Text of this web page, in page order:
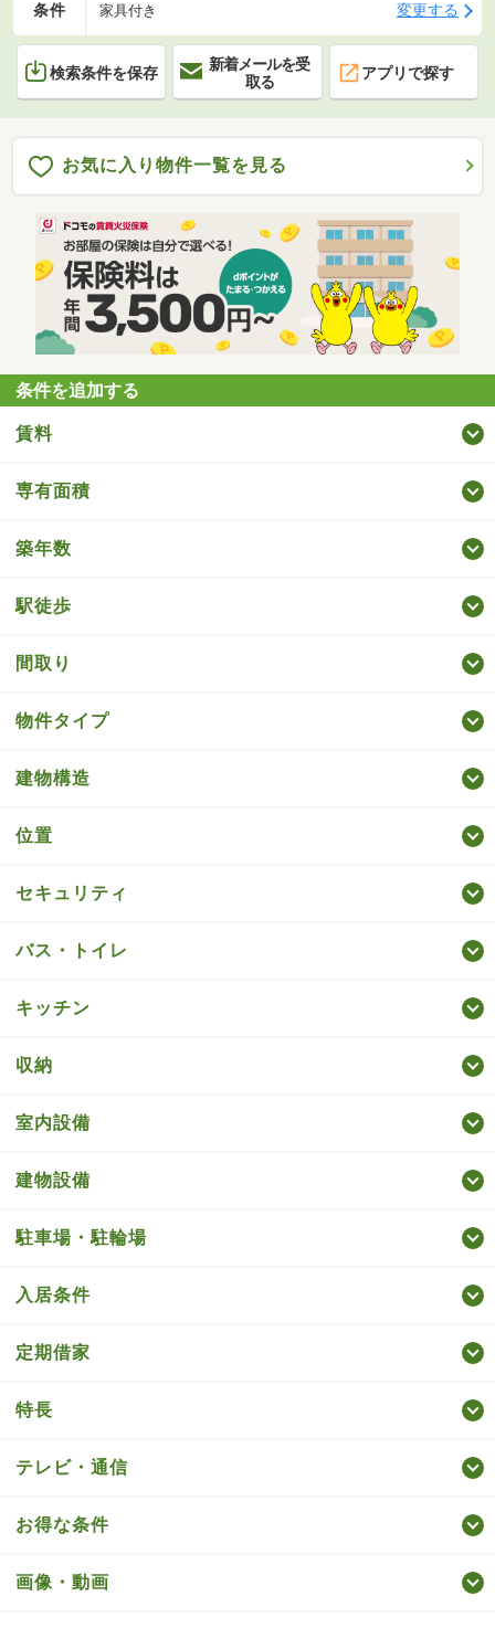
条件 家具付き 変更する
検索条件を保存
新着メールを受
取る
アプリで探す
お気に入り物件一覧を見る
条件を追加する
賃料
専有面積
築年数
駅徒歩
間取り
物件タイプ
建物構造
位置
セキュリティ
バス・トイレ
キッチン
収納
室内設備
建物設備
駐車場・駐輪場
入居条件
定期借家
特長
テレビ・通信
お得な条件
画像・動画